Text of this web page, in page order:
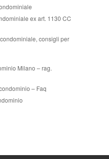
ex art. 1130 CC
consigli per
Milano – rag.
– Faq